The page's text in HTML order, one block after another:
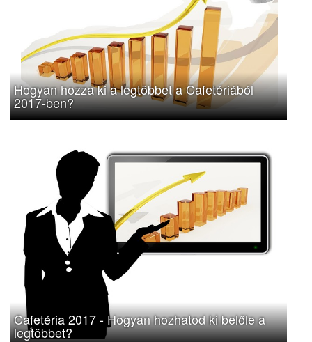
Hogyan hozza ki a legtöbbet a Cafetériából
2017-ben?
Cafetéria 2017 - Hogyan hozhatod ki belőle a
legtöbbet?